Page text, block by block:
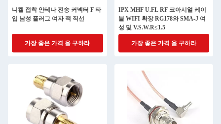
니켈 접착 안테나 전송 커넥터 F 타
입 남성 플러그 여자 잭 직선
가장 좋은 가격 을 구하라
IPX MHF U.FL RF 코아시얼 케이
블 WIFI 확장 RG178와 SMA-J 여
성 및 V.S.W.R≤1.5
가장 좋은 가격 을 구하라